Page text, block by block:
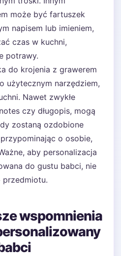
może być fartuszek
napisem lub imieniem,
czas w kuchni,
potrawy.
do krojenia z grawerem
użytecznym narzędziem,
Nawet zwykłe
czy długopis, mogą
zostaną ozdobione
o osobie,
aby personalizacja
do gustu babci, nie
przedmiotu.
wspomnienia